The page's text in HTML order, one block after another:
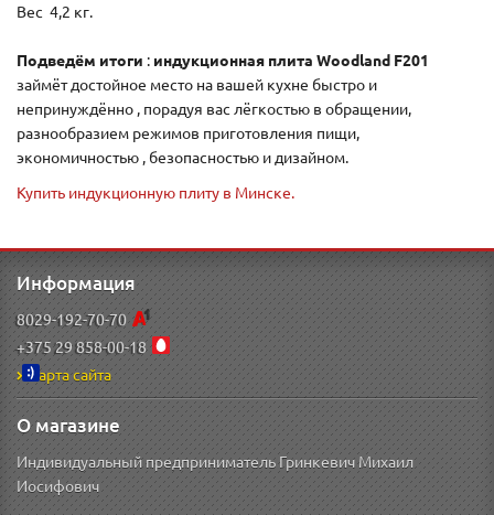
Вес 4,2 кг.
Подведём итоги : индукционная плита Woodland F201
займёт достойное место на вашей кухне быстро и
непринуждённо , порадуя вас лёгкостью в обращении,
разнообразием режимов приготовления пищи,
экономичностью , безопасностью и дизайном.
Купить индукционную плиту в Минске.
Информация
8029-192-70-70
+375 29 858-00-18
Карта сайта
О магазине
Индивидуальный предприниматель Гринкевич Михаил
Иосифович